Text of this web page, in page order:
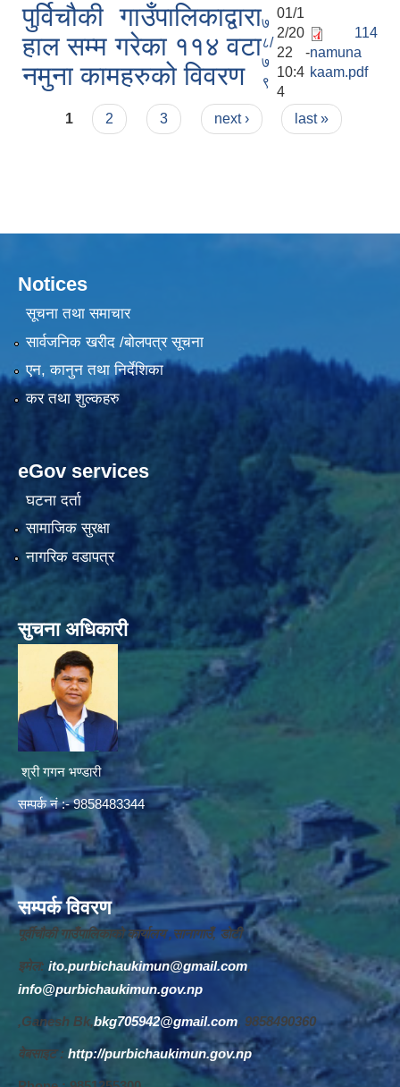
पुर्विचौकी गाउँपालिकाद्वारा
हाल सम्म गरेका ११४ वटा
नमुना कामहरुको विवरण
७
८/
७
९
01/1
2/20
22 -
10:4
4
114
namuna
kaam.pdf
Pages
1 2 3 next › last »
Notices
सूचना तथा समाचार
सार्वजनिक खरीद /बोलपत्र सूचना
एन, कानुन तथा निर्देशिका
कर तथा शुल्कहरु
eGov services
घटना दर्ता
सामाजिक सुरक्षा
नागरिक वडापत्र
सुचना अधिकारी
श्री गगन भण्डारी
सम्पर्क नं :- 9858483344
सम्पर्क विवरण
पूर्वीचौकी गाउँपालिकाको कार्यालय ,सानागाउँ, डोटी
इमेल: ito.purbichaukimun@gmail.com,
info@purbichaukimun.gov.np
,Ganesh Bk,bkg705942@gmail.com, 9858490360
वेबसाइट : http://purbichaukimun.gov.np